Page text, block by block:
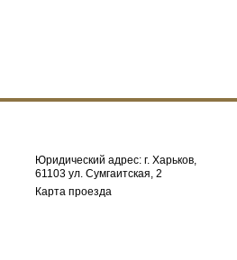
Юридический адрес: г. Харьков,
61103 ул. Сумгаитская, 2
Карта проезда